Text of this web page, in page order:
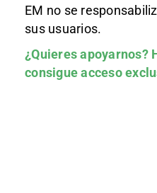
EM no se
sus usuarios.
¿Quieres apoyarnos?
consigue acceso